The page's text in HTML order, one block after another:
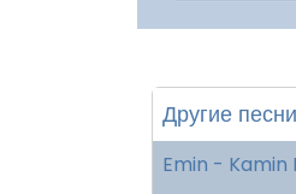
Другие песни
Emin - Kamin